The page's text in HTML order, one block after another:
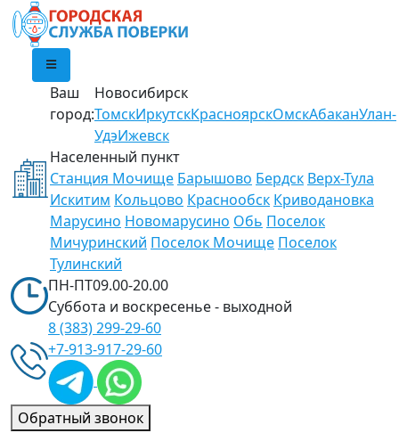
Ваш
город:
Новосибирск
ТомскИркутскКрасноярскОмскАбаканУлан-
УдэИжевск
Населенный пункт
Cтанция Мочище Барышово Бердск Верх-Тула
Искитим Кольцово Краснообск Криводановка
Марусино Новомарусино Обь Поселок
Мичуринский Поселок Мочище Поселок
Тулинский
ПН-ПТ09.00-20.00
Суббота и воскресенье - выходной
8 (383)299-29-60
+7-913-917-29-60
Обратный звонок